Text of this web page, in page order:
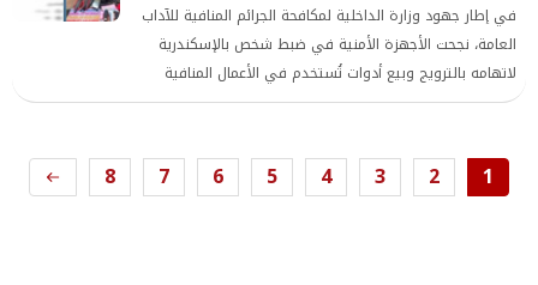
في إطار جهود وزارة الداخلية لمكافحة الجرائم المنافية للآداب
العامة، نجحت الأجهزة الأمنية في ضبط شخص بالإسكندرية
لاتهامه بالترويج وبيع أدوات تُستخدم في الأعمال المنافية
للآداب عبر مواقع التواصل الاجتماعي مقابل مبالغ مالية.
1
2
3
4
5
6
7
8